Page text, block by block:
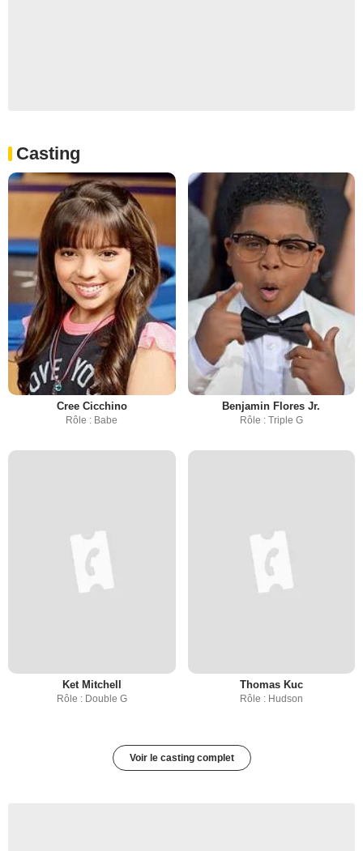
Casting
Cree Cicchino
Rôle : Babe
Benjamin Flores Jr.
Rôle : Triple G
Ket Mitchell
Rôle : Double G
Thomas Kuc
Rôle : Hudson
Voir le casting complet